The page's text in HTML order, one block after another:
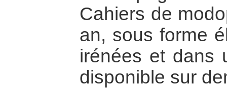
Cahiers de
an, sous forme
irénées et dans
disponible sur